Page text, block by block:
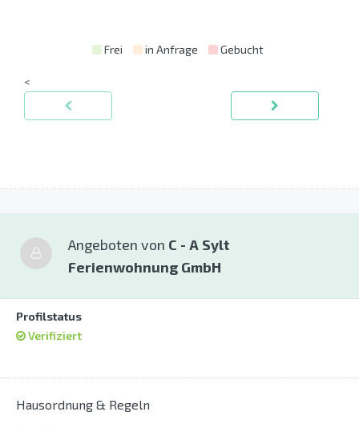
Frei in Anfrage Gebucht
<
Angeboten von C - A Sylt
Ferienwohnung GmbH
Profilstatus
Verifiziert
Hausordnung & Regeln